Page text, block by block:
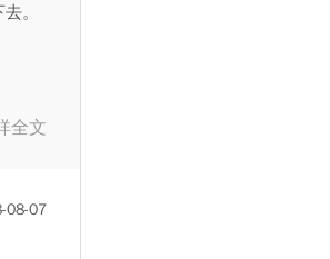
。
全文
08-07